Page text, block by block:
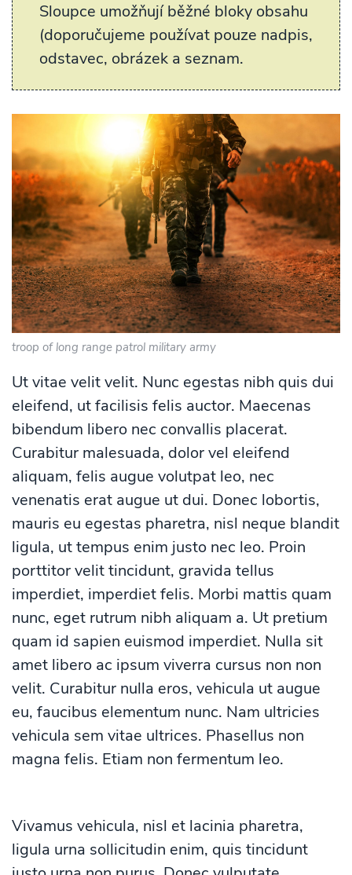
Sloupce umožňují běžné bloky obsahu
(doporučujeme používat pouze nadpis,
odstavec, obrázek a seznam.
troop of long range patrol military army
Ut vitae velit velit. Nunc egestas nibh quis dui
eleifend, ut facilisis felis auctor. Maecenas
bibendum libero nec convallis placerat.
Curabitur malesuada, dolor vel eleifend
aliquam, felis augue volutpat leo, nec
venenatis erat augue ut dui. Donec lobortis,
mauris eu egestas pharetra, nisl neque blandit
ligula, ut tempus enim justo nec leo. Proin
porttitor velit tincidunt, gravida tellus
imperdiet, imperdiet felis. Morbi mattis quam
nunc, eget rutrum nibh aliquam a. Ut pretium
quam id sapien euismod imperdiet. Nulla sit
amet libero ac ipsum viverra cursus non non
velit. Curabitur nulla eros, vehicula ut augue
eu, faucibus elementum nunc. Nam ultricies
vehicula sem vitae ultrices. Phasellus non
magna felis. Etiam non fermentum leo.
Vivamus vehicula, nisl et lacinia pharetra,
ligula urna sollicitudin enim, quis tincidunt